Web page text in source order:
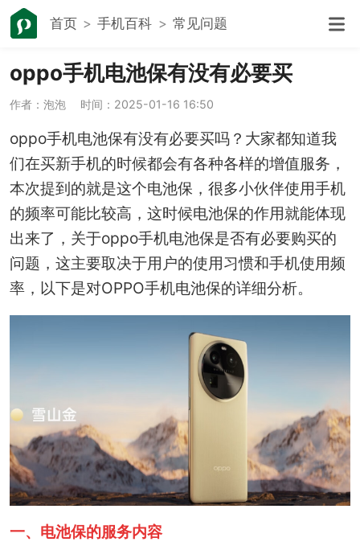
首页 手机百科 常见问题
oppo手机电池保有没有必要买
作者：泡泡 时间：2025-01-16 16:50
oppo手机电池保有没有必要买吗？大家都知道我
们在买新手机的时候都会有各种各样的增值服务，
本次提到的就是这个电池保，很多小伙伴使用手机
的频率可能比较高，这时候电池保的作用就能体现
出来了，关于oppo手机电池保是否有必要购买的
问题，这主要取决于用户的使用习惯和手机使用频
率，以下是对OPPO手机电池保的详细分析。
一、电池保的服务内容